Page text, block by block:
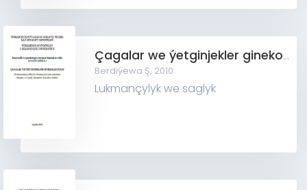
Çagalar we ýetginjekler ginekologiýasy
Berdiýewa Ş, 2010
Lukmançylyk we saglyk